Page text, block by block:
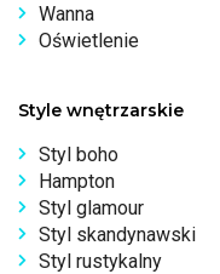
Wanna
Oświetlenie
Style wnętrzarskie
Styl boho
Hampton
Styl glamour
Styl skandynawski
Styl rustykalny